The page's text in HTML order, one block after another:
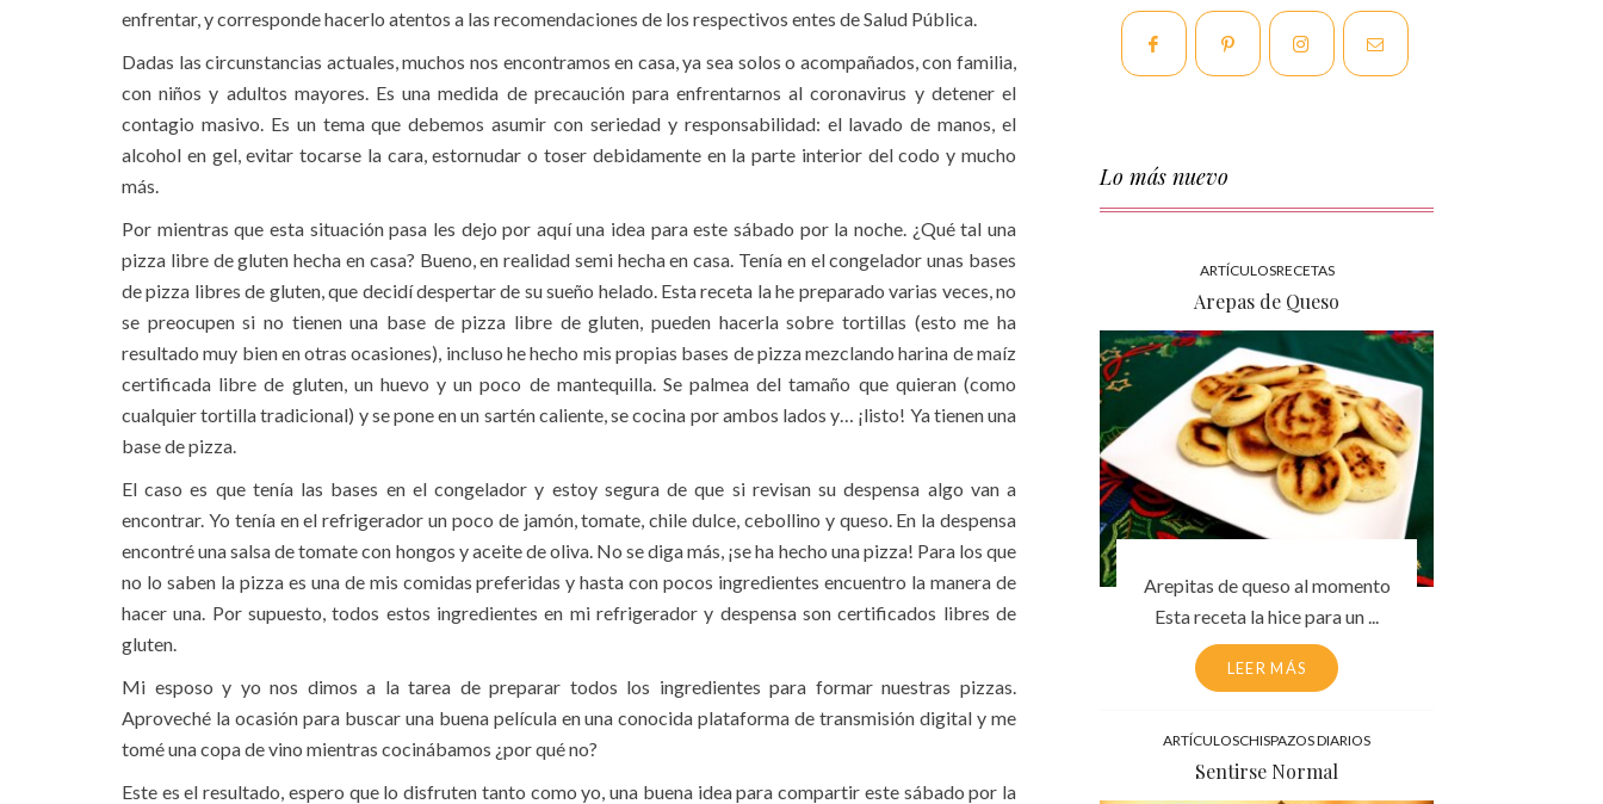
enfrentar, y corresponde hacerlo atentos a las recomendaciones de los respectivos entes de Salud Pública.
Dadas las circunstancias actuales, muchos nos encontramos en casa, ya sea solos o acompañados, con familia,
con niños y adultos mayores. Es una medida de precaución para enfrentarnos al coronavirus y detener el
contagio masivo. Es un tema que debemos asumir con seriedad y responsabilidad: el lavado de manos, el
alcohol en gel, evitar tocarse la cara, estornudar o toser debidamente en la parte interior del codo y mucho
más.
Por mientras que esta situación pasa les dejo por aquí una idea para este sábado por la noche. ¿Qué tal una
pizza libre de gluten hecha en casa? Bueno, en realidad semi hecha en casa. Tenía en el congelador unas bases
de pizza libres de gluten, que decidí despertar de su sueño helado. Esta receta la he preparado varias veces, no
se preocupen si no tienen una base de pizza libre de gluten, pueden hacerla sobre tortillas (esto me ha
resultado muy bien en otras ocasiones), incluso he hecho mis propias bases de pizza mezclando harina de maíz
certificada libre de gluten, un huevo y un poco de mantequilla. Se palmea del tamaño que quieran (como
cualquier tortilla tradicional) y se pone en un sartén caliente, se cocina por ambos lados y… ¡listo! Ya tienen una
base de pizza.
El caso es que tenía las bases en el congelador y estoy segura de que si revisan su despensa algo van a
encontrar. Yo tenía en el refrigerador un poco de jamón, tomate, chile dulce, cebollino y queso. En la despensa
encontré una salsa de tomate con hongos y aceite de oliva. No se diga más, ¡se ha hecho una pizza! Para los que
no lo saben la pizza es una de mis comidas preferidas y hasta con pocos ingredientes encuentro la manera de
hacer una. Por supuesto, todos estos ingredientes en mi refrigerador y despensa son certificados libres de
gluten.
Mi esposo y yo nos dimos a la tarea de preparar todos los ingredientes para formar nuestras pizzas.
Aproveché la ocasión para buscar una buena película en una conocida plataforma de transmisión digital y me
tomé una copa de vino mientras cocinábamos ¿por qué no?
Este es el resultado, espero que lo disfruten tanto como yo, una buena idea para compartir este sábado por la
Lo más nuevo
ARTÍCULOSRECETAS
Arepas de Queso
Arepitas de queso al momento
Esta receta la hice para un ...
LEER MÁS
ARTÍCULOSCHISPAZOS DIARIOS
Sentirse Normal